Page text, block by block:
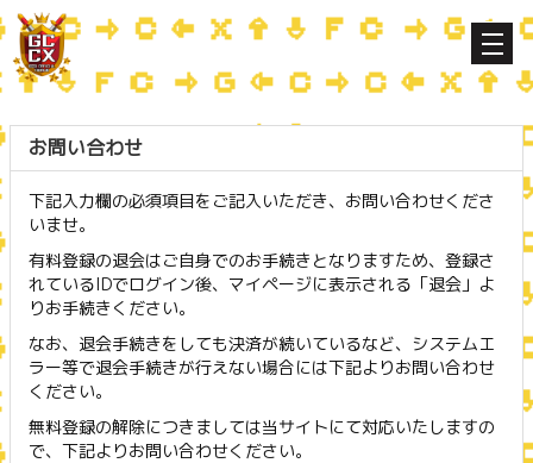
お問い合わせ
下記入力欄の必須項目をご記入いただき、お問い合わせくださ
いませ。
有料登録の退会はご自身でのお手続きとなりますため、登録さ
れているIDでログイン後、マイページに表示される「退会」よ
りお手続きください。
なお、退会手続きをしても決済が続いているなど、システムエ
ラー等で退会手続きが行えない場合には下記よりお問い合わせ
ください。
無料登録の解除につきましては当サイトにて対応いたしますの
で、下記よりお問い合わせください。